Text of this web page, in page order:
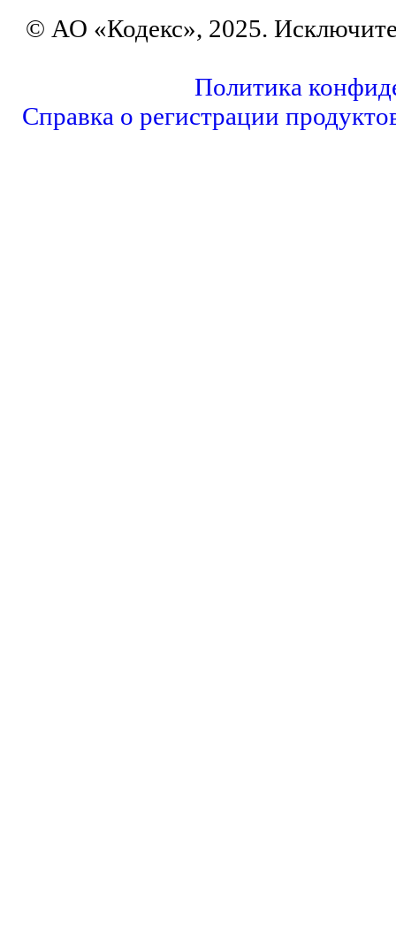
© АО «Кодекс», 2025.
Политика
Справка о регистрации